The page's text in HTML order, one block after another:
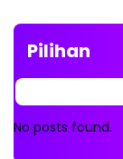
Pilihan
No posts found.